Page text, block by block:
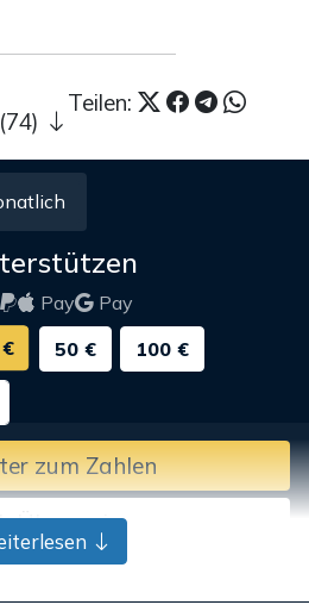
Teilen:
Pay
Pay
50 € 100 €
zum Zahlen
Überweisung